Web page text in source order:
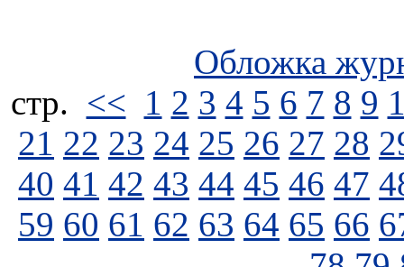
Обложка
стp. << 1 2 3 4 5 6 7 8 9
21 22 23 24 25 26 27 28
40 41 42 43 44 45 46 47
59 60 61 62 63 64 65 66